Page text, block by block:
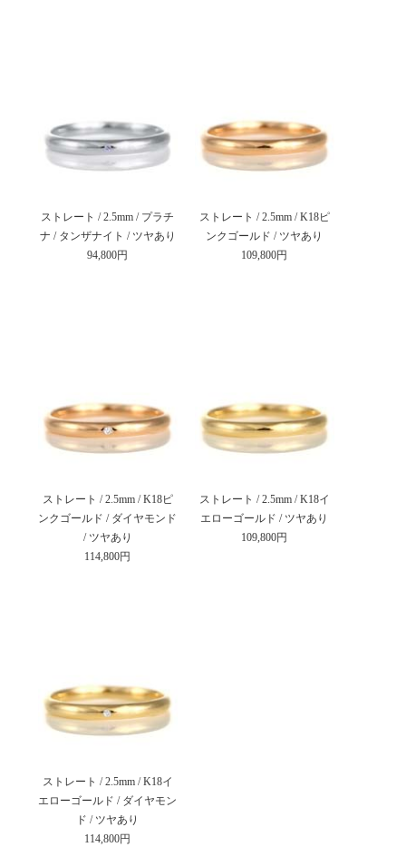
ストレート / 2.5mm / プラチ
ナ / タンザナイト / ツヤあり
94,800円
ストレート / 2.5mm / K18ピ
ンクゴールド / ツヤあり
109,800円
ストレート / 2.5mm / K18ピ
ンクゴールド / ダイヤモンド
/ ツヤあり
114,800円
ストレート / 2.5mm / K18イ
エローゴールド / ツヤあり
109,800円
ストレート / 2.5mm / K18イ
エローゴールド / ダイヤモン
ド / ツヤあり
114,800円